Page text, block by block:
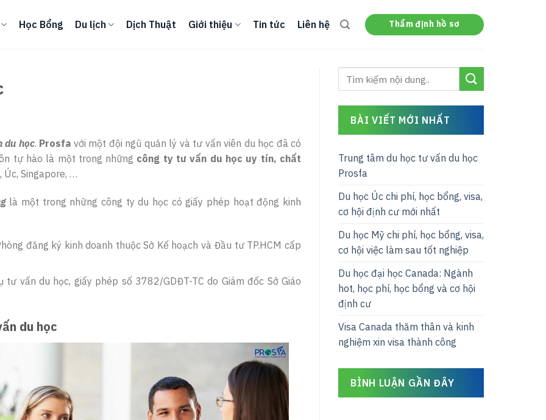
Học Bổng Du lịch Dịch Thuật Giới thiệu Tin tức Liên hệ Thẩm định hồ sơ
du học. Prosfa với một đội ngũ quản lý và tư vấn viên du học đã có
tự hào là một trong những công ty tư vấn du học uy tín, chất
Úc, Singapore, …
là một trong những công ty du học có giấy phép hoạt động kinh
đăng ký kinh doanh thuộc Sở Kế hoạch và Đầu tư TP.HCM cấp
vấn du học, giấy phép số 3782/GDĐT-TC do Giám đốc Sở Giáo
du học
BÀI VIẾT MỚI NHẤT
Trung tâm du học tư vấn du học
Prosfa
Du học Úc chi phí, học bổng, visa,
cơ hội định cư mới nhất
Du học Mỹ chi phí, học bổng, visa,
cơ hội việc làm sau tốt nghiệp
Du học đại học Canada: Ngành
hot, học phí, học bổng và cơ hội
định cư
Visa Canada thăm thân và kinh
nghiệm xin visa thành công
BÌNH LUẬN GẦN ĐÂY